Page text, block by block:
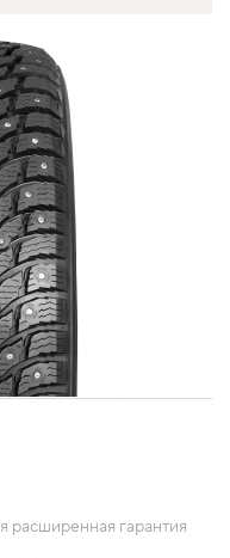
расширенная гарантия